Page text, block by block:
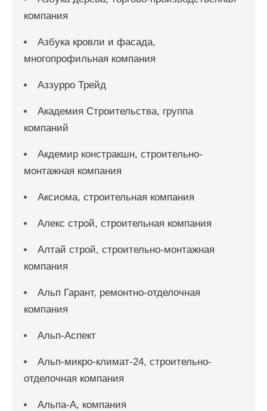
компания
Азбука кровли и фасада,
многопрофильная компания
Аззурро Трейд
Академия Строительства, группа
компаний
Акдемир констракшн, строительно-
монтажная компания
Аксиома, строительная компания
Алекс строй, строительная компания
Алтай строй, строительно-монтажная
компания
Альп Гарант, ремонтно-отделочная
компания
Альп-Аспект
Альп-микро-климат-24, строительно-
отделочная компания
Альпа-А, компания